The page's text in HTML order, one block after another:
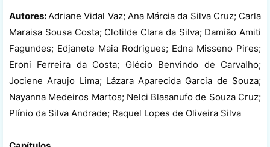
Autores:Adriane Vidal Vaz; Ana Márcia da Silva Cruz; Carla
Maraisa Sousa Costa; Clotilde Clara da Silva; Damião Amiti
Fagundes; Edjanete Maia Rodrigues; Edna Misseno Pires;
Eroni Ferreira da Costa; Glécio Benvindo de Carvalho;
Jociene Araujo Lima; Lázara Aparecida Garcia de Souza;
Nayanna Medeiros Martos; Nelci Blasanufo de Souza Cruz;
Plínio da Silva Andrade; Raquel Lopes de Oliveira Silva